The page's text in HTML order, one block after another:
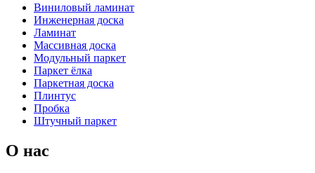
Виниловый ламинат
Инженерная доска
Ламинат
Массивная доска
Модульный паркет
Паркет ёлка
Паркетная доска
Плинтус
Пробка
Штучный паркет
О нас